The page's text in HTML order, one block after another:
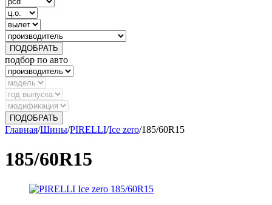
ПОДОБРАТЬ
подбор по авто
ПОДОБРАТЬ
Главная/Шины/PIRELLI/Ice zero/185/60R15
185/60R15